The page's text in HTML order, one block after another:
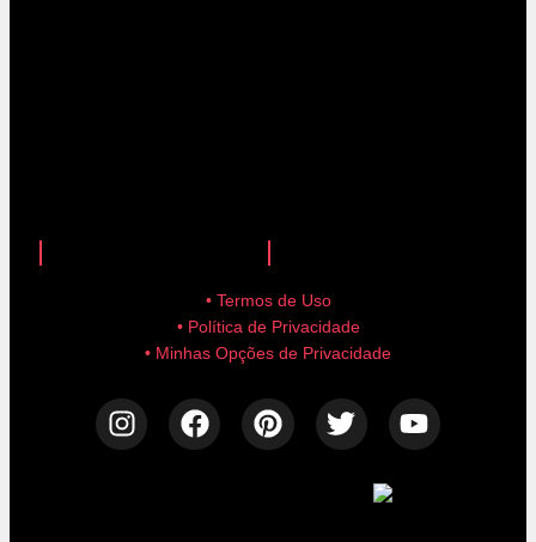
• Termos de Uso
• Política de Privacidade
• Minhas Opções de Privacidade